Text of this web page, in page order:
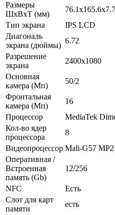
Размеры
ШxВxТ (мм)
Тип экрана
IPS LCD
Диагональ
экрана (дюймы)
6.72
Разрешение
экрана
2400x1080
Основная
камера (Мп)
50/2
Фронтальная
камера (Мп)
16
Процессор
MediaTek
Кол-во ядер
процессора
8
Видеопроцессор Mali-G57 MP2
Оперативная /
Встроенная
память (Gb)
12/256
NFC
Есть
Слот для карт
памяти
есть